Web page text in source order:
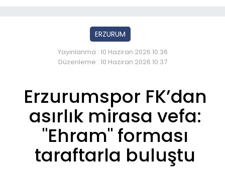
ERZURUM
Yayınlanma : 10 Haziran 2026 10:36
Düzenleme : 10 Haziran 2026 10:37
Erzurumspor FK’dan
asırlık mirasa vefa:
"Ehram" forması
taraftarla buluştu